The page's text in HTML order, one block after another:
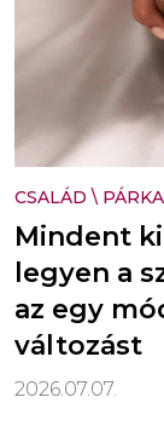
CSALÁD \
Mindent
legyen a
az egy
változást
2026.07.07.